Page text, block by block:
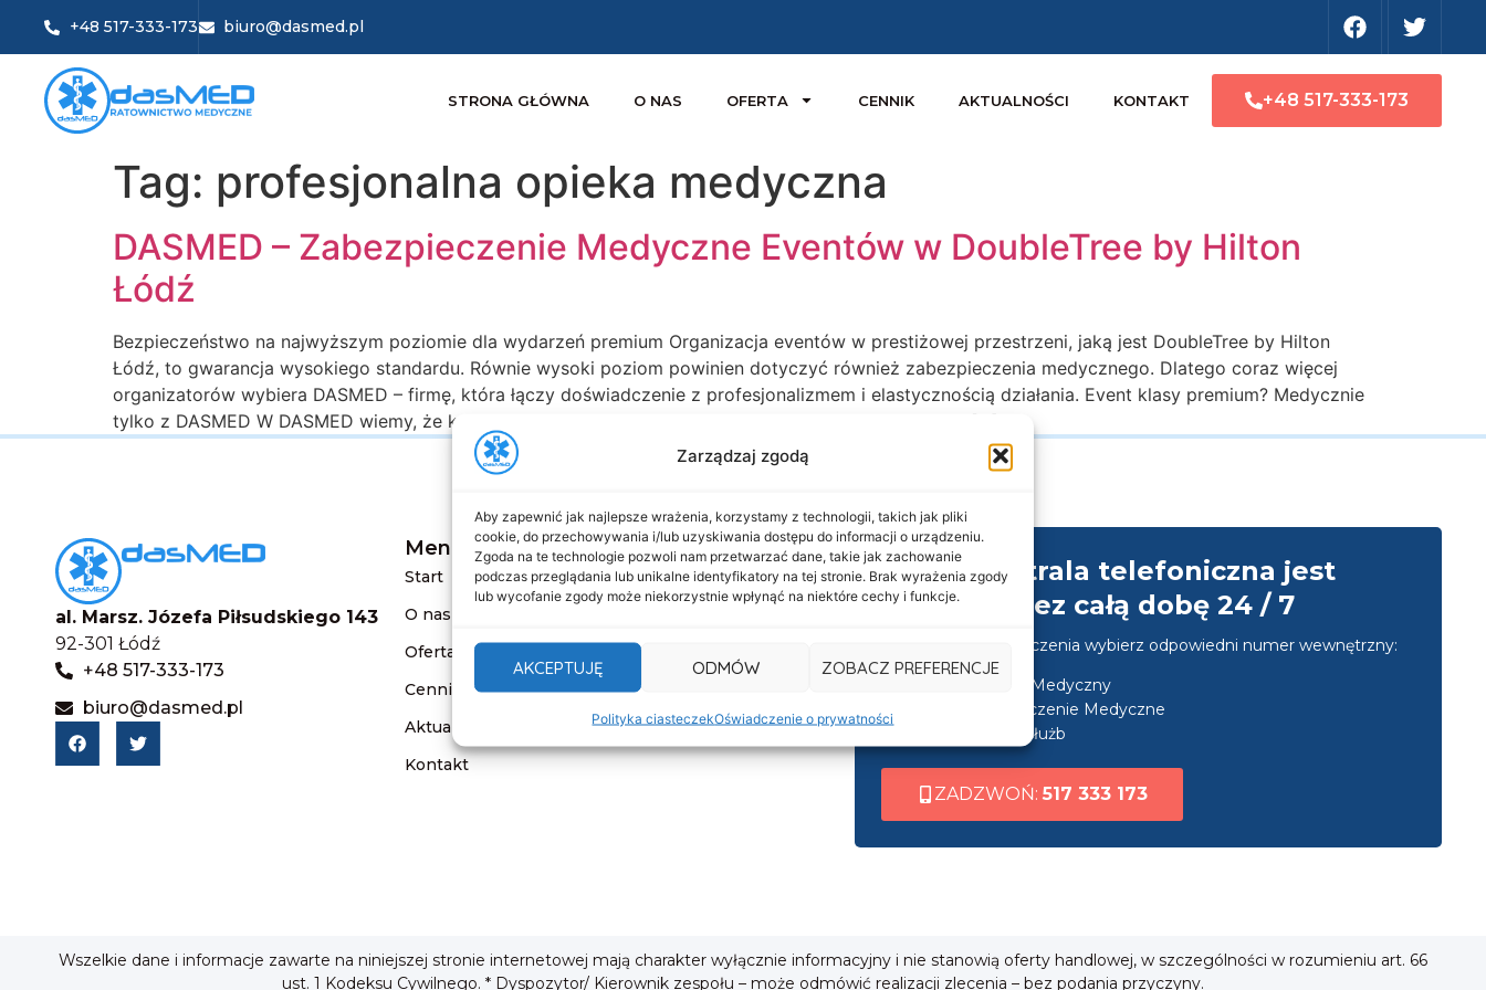
Zarządzaj zgodą
Aby zapewnić jak najlepsze wrażenia, korzystamy z technologii, takich jak pliki
cookie, do przechowywania i/lub uzyskiwania dostępu do informacji o urządzeniu.
Zgoda na te technologie pozwoli nam przetwarzać dane, takie jak zachowanie
podczas przeglądania lub unikalne identyfikatory na tej stronie. Brak wyrażenia zgody
lub wycofanie zgody może niekorzystnie wpłynąć na niektóre cechy i funkcje.
AKCEPTUJĘ ODMÓW ZOBACZ PREFERENCJE
Polityka ciasteczekOświadczenie o prywatności
+48 517-333-173 biuro@dasmed.pl
STRONA GŁÓWNA O NAS OFERTA CENNIK AKTUALNOŚCI KONTAKT +48 517-333-173
Tag: profesjonalna opieka medyczna
DASMED – Zabezpieczenie Medyczne Eventów w DoubleTree by Hilton
Łódź
Bezpieczeństwo na najwyższym poziomie dla wydarzeń premium Organizacja eventów w prestiżowej przestrzeni, jaką jest DoubleTree by Hilton
Łódź, to gwarancja wysokiego standardu. Równie wysoki poziom powinien dotyczyć również zabezpieczenia medycznego. Dlatego coraz więcej
organizatorów wybiera DASMED – firmę, która łączy doświadczenie z profesjonalizmem i elastycznością działania. Event klasy premium? Medycznie
tylko z DASMED W DASMED wiemy, że każde wydarzenie to inny rytm, inna energia i inne potrzeby – […]
al. Marsz. Józefa Piłsudskiego 143
92-301 Łódź
+48 517-333-173
biuro@dasmed.pl
Menu
Start
O nas
Oferta
Cennik
Aktualności
Kontakt
Informacje
Deklaracja dostępności
Polityka prywatności
Cookies
Nasza centrala telefoniczna jest
czynna przez całą dobę 24 / 7
Po nawiązaniu połączenia wybierz odpowiedni numer wewnętrzny:
wew. 1 ➜ Transport Medyczny
wew. 2 ➜ Zabezpieczenie Medyczne
wew. 3 ➜ Obsługa służb
ZADZWOŃ:517 333 173
Wszelkie dane i informacje zawarte na niniejszej stronie internetowej mają charakter wyłącznie informacyjny i nie stanowią oferty handlowej, w szczególności w rozumieniu art. 66
ust. 1 Kodeksu Cywilnego. * Dyspozytor/ Kierownik zespołu – może odmówić realizacji zlecenia – bez podania przyczyny.